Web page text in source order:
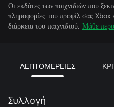
Οι εκδότες των παιχνιδιών που
πληροφορίες του προφίλ σας Xbox
διάρκεια του παιχνιδιού. Μάθε
ΛΕΠΤΟΜΕΡΕΙΕΣ
Συλλογή